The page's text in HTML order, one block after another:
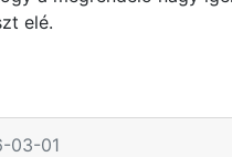
elé.
03-01